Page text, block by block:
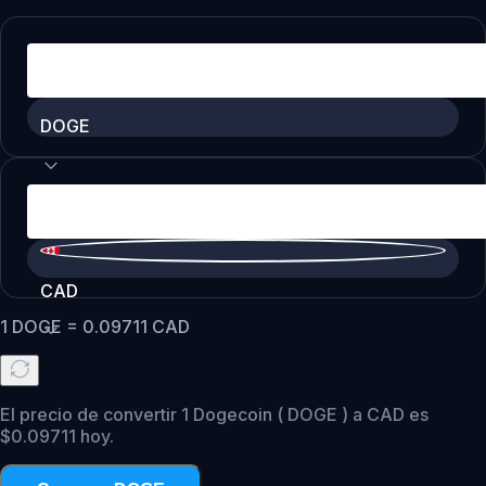
DOGE
CAD
1 DOGE = 0.09711 CAD
El precio de convertir 1 Dogecoin ( DOGE ) a CAD es
$0.09711 hoy.